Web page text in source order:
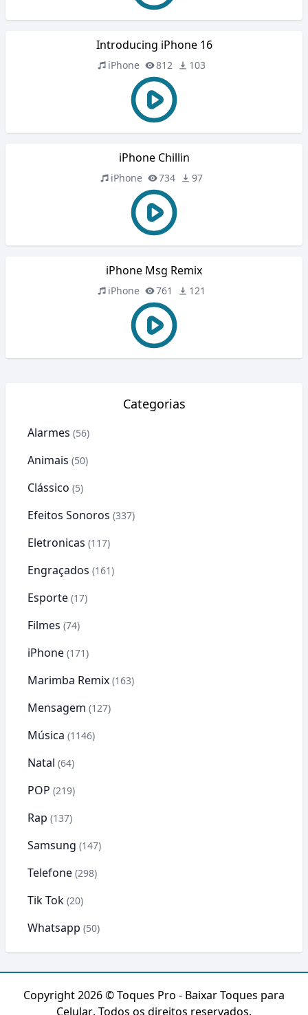
Introducing iPhone 16
iPhone 812 103
iPhone Chillin
iPhone 734 97
iPhone Msg Remix
iPhone 761 121
Categorias
Alarmes (56)
Animais (50)
Clássico (5)
Efeitos Sonoros (337)
Eletronicas (117)
Engraçados (161)
Esporte (17)
Filmes (74)
iPhone (171)
Marimba Remix (163)
Mensagem (127)
Música (1146)
Natal (64)
POP (219)
Rap (137)
Samsung (147)
Telefone (298)
Tik Tok (20)
Whatsapp (50)
Copyright 2026 ©Toques Pro - Baixar Toques para
Celular. Todos os direitos reservados.